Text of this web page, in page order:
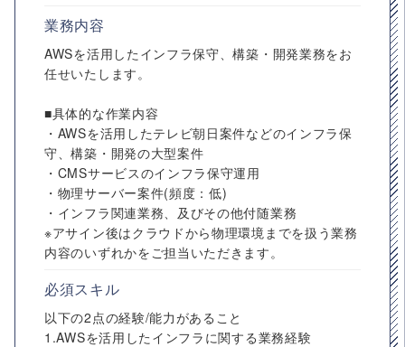
業務内容
AWSを活用したインフラ保守、構築・開発業務をお
任せいたします。
■具体的な作業内容
・AWSを活用したテレビ朝日案件などのインフラ保
守、構築・開発の大型案件
・CMSサービスのインフラ保守運用
・物理サーバー案件(頻度：低)
・インフラ関連業務、及びその他付随業務
※アサイン後はクラウドから物理環境までを扱う業務
内容のいずれかをご担当いただきます。
必須スキル
以下の2点の経験/能力があること
1.AWSを活用したインフラに関する業務経験